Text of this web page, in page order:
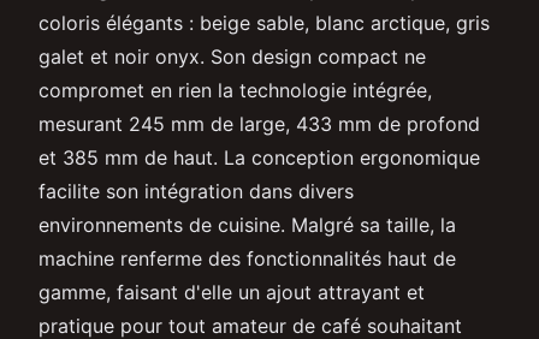
coloris élégants : beige sable, blanc arctique, gris
galet et noir onyx. Son design compact ne
compromet en rien la technologie intégrée,
mesurant 245 mm de large, 433 mm de profond
et 385 mm de haut. La conception ergonomique
facilite son intégration dans divers
environnements de cuisine. Malgré sa taille, la
machine renferme des fonctionnalités haut de
gamme, faisant d'elle un ajout attrayant et
pratique pour tout amateur de café souhaitant